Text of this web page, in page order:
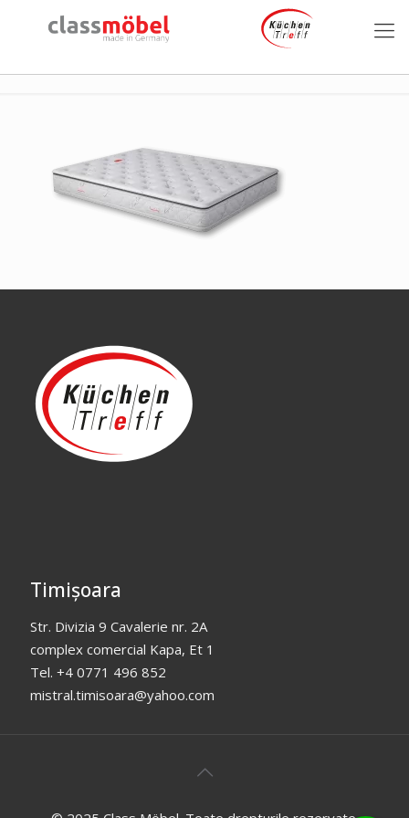
Timișoara
Str. Divizia 9 Cavalerie nr. 2A
complex comercial Kapa, Et 1
Tel. +4 0771 496 852
mistral.timisoara@yahoo.com